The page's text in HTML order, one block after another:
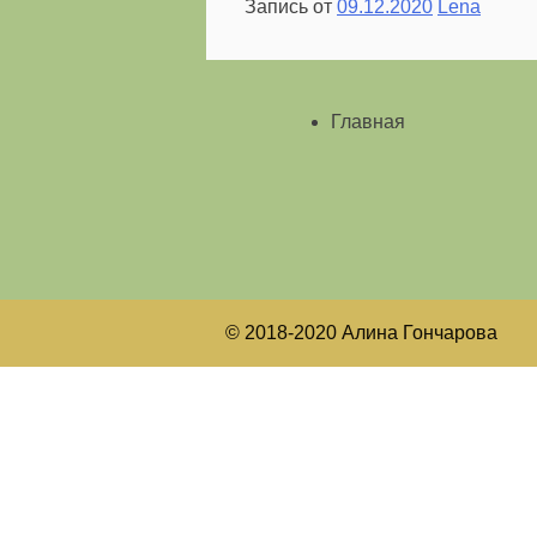
Запись от 09.12.2020 Lena
Главная
© 2018-2020 Алина Гончарова